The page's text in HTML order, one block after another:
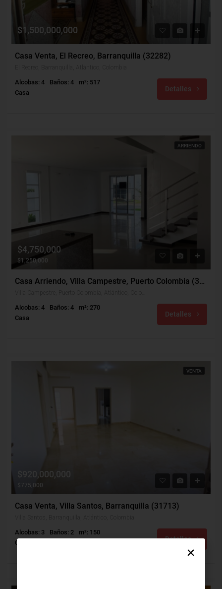
$1,500,000,000
Casa Venta, El Recreo, Barranquilla (32282)
Alcobas: 4 Baños: 4
m²: 517
Casa
Detalles
ARRIENDO
$4,750,000
$1,250,000
Casa Arriendo, Villa Campestre, Puerto Colombia (31736)
Alcobas: 4 Baños: 4
m²: 270
Casa
Detalles
VENTA
$920,000,000
$775,000
Casa Venta, Villa Santos, Barranquilla (31713)
Alcobas: 3 Baños: 2
m²: 150
Casa
Detalles